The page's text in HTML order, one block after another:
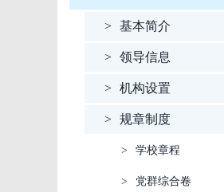
> 基本简介
> 领导信息
> 机构设置
> 规章制度
> 学校章程
> 党群综合卷